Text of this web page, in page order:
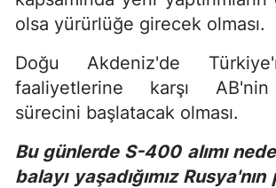
olsa yürürlüğe girecek olması.
Doğu Akdeniz'de
faaliyetlerine karşı AB'nin
sürecini başlatacak olması.
Bu günlerde S-400 alımı
balayı yaşadığımız